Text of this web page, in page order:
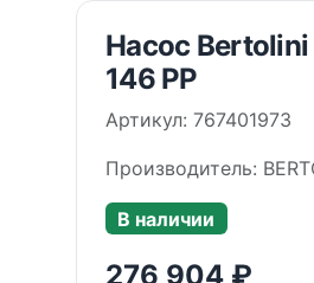
Насос Bertolini
146 PP
Артикул: 767401973
Производитель:
В наличии
276 904 ₽